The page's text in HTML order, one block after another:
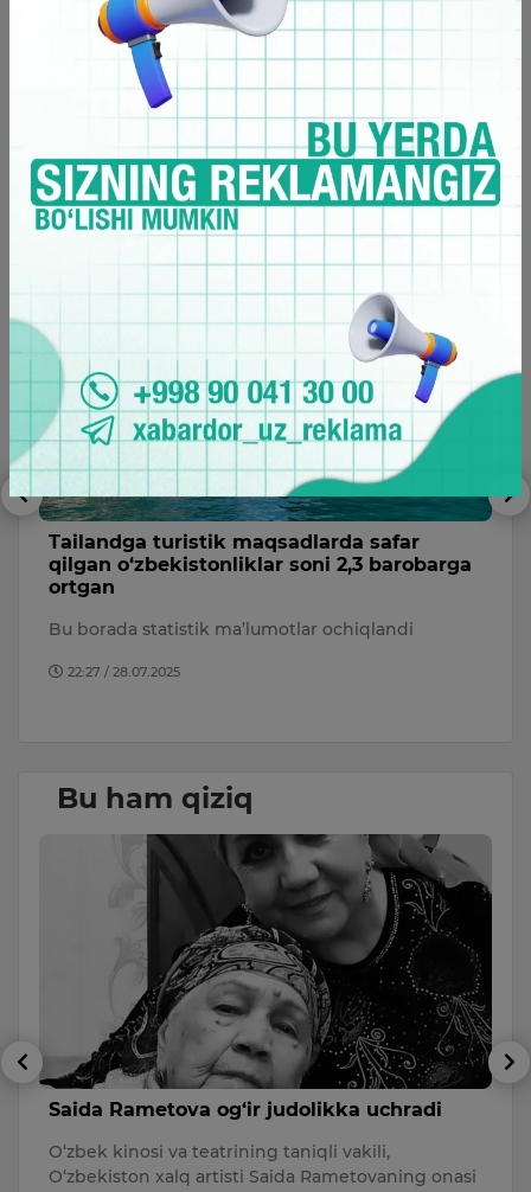
Lifestyle Barchasi
Tailandga turistik maqsadlarda safar
qilgan o‘zbekistonliklar soni 2,3 barobarga
ortgan
Bu borada statistik ma’lumotlar ochiqlandi
22:27 / 28.07.2025
Bu ham qiziq
Saida Rametova og‘ir judolikka uchradi
O‘zbek kinosi va teatrining taniqli vakili,
O‘zbekiston xalq artisti Saida Rametovaning onasi